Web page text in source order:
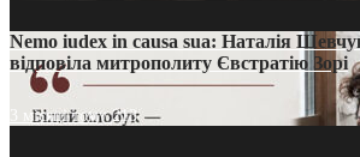
Nemo iudex in causa sua: Наталія
відповіла митрополиту Євстратію Зорі
3 місяці тому213